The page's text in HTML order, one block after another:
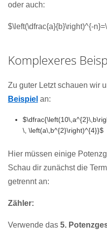
oder auch:
$\left(\dfrac{a}{b}\right)^{-
Komplexeres
Zu guter Letzt schauen wir
Beispiel an:
\, \left(a\,b^{2}\right)^{4}}$
Hier müssen einige
Schau dir zunächst die
getrennt an:
Zähler:
Verwende das 5.